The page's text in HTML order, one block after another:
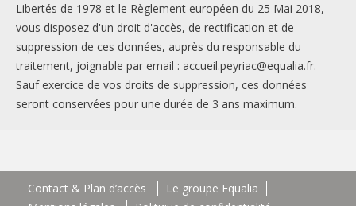
Libertés de 1978 et le Règlement européen du 25 Mai 2018,
vous disposez d'un droit d'accès, de rectification et de
suppression de ces données, auprès du responsable du
traitement, joignable par email : accueil.peyriac@equalia.fr.
Sauf exercice de vos droits de suppression, ces données
seront conservées pour une durée de 3 ans maximum.
Contact & Plan d’accès
Le groupe Equalia